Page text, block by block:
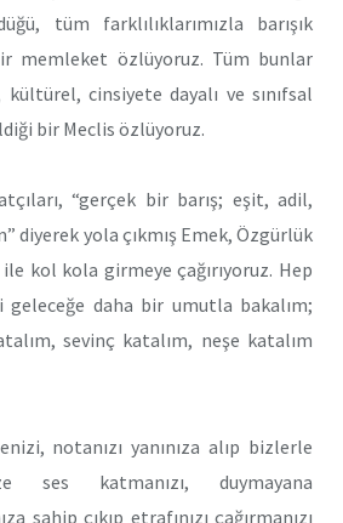
tüm farklılıklarımızla barışık
memleket özlüyoruz. Tüm bunlar
cinsiyete dayalı ve sınıfsal
bir Meclis özlüyoruz.
“gerçek bir barış; eşit, adil,
diyerek yola çıkmış Emek, Özgürlük
kol kola girmeye çağırıyoruz. Hep
daha bir umutla bakalım;
sevinç katalım, neşe katalım
notanızı yanınıza alıp bizlerle
ses katmanızı, duymayana
sahip çıkıp etrafınızı çağırmanızı